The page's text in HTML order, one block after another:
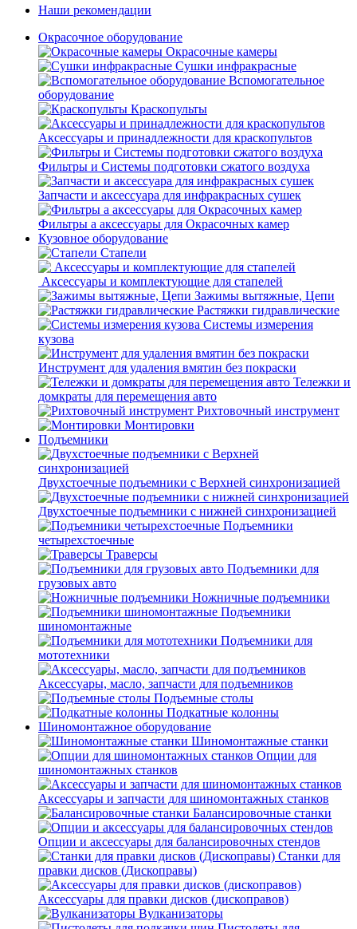
Наши рекомендации
Окрасочное оборудование
Окрасочные камеры
Сушки инфракрасные
Вспомогательное
оборудование
Краскопульты
Аксессуары и принадлежности для краскопультов
Фильтры и Системы подготовки сжатого воздуха
Запчасти и аксессуара для инфракрасных сушек
Фильтры а аксессуары для Окрасочных камер
Кузовное оборудование
Стапели
Аксессуары и комплектующие для стапелей
Зажимы вытяжные, Цепи
Растяжки гидравлические
Системы измерения
кузова
Инструмент для удаления вмятин без покраски
Тележки и
домкраты для перемещения авто
Рихтовочный инструмент
Монтировки
Подъемники
Двухстоечные подъемники с Верхней синхронизацией
Двухстоечные подъемники с нижней синхронизацией
Подъемники
четырехстоечные
Траверсы
Подъемники для
грузовых авто
Ножничные подъемники
Подъемники
шиномонтажные
Подъемники для
мототехники
Аксессуары, масло, запчасти для подъемников
Подъемные столы
Подкатные колонны
Шиномонтажное оборудование
Шиномонтажные станки
Опции для
шиномонтажных станков
Аксессуары и запчасти для шиномонтажных станков
Балансировочные станки
Опции и аксессуары для балансировочных стендов
Станки для
правки дисков (Дископравы)
Аксессуары для правки дисков (дископравов)
Вулканизаторы